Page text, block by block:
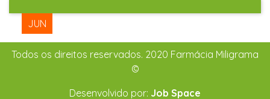
JUN
Todos os direitos reservados. 2020 Farmácia Miligrama
©
Desenvolvido por: Job Space